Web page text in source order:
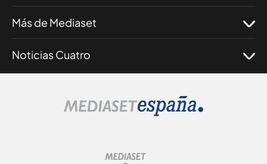
Más de Mediaset
Noticias Cuatro